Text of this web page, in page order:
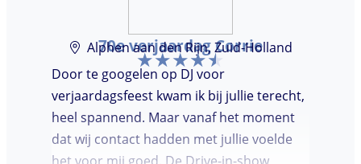
70e verjaardag Corrie
Alphen aan den Rijn, Zuid-Holland
Door te googelen op DJ voor
verjaardagsfeest kwam ik bij jullie terecht,
heel spannend. Maar vanaf het moment
dat wij contact hadden met jullie voelde